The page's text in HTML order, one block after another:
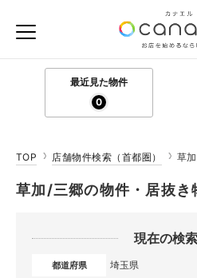
最近見た物件
0
TOP 店舗物件検索（首都圏） 草
草加/三郷の物件・居抜き
現在の検
都道府県 埼玉県